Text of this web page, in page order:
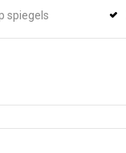
spiegels